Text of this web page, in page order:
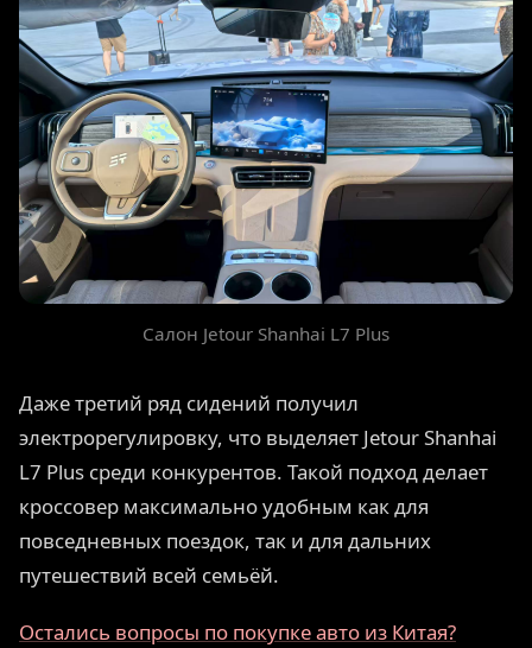
Салон Jetour Shanhai L7 Plus
Даже третий ряд сидений получил
электрорегулировку, что выделяет Jetour Shanhai
L7 Plus среди конкурентов. Такой подход делает
кроссовер максимально удобным как для
повседневных поездок, так и для дальних
путешествий всей семьёй.
Остались вопросы по покупке авто из Китая?